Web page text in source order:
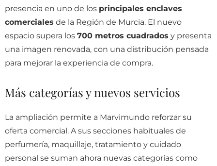
presencia en uno de los principales enclaves
comerciales de la Región de Murcia. El nuevo
espacio supera los 700 metros cuadrados y presenta
una imagen renovada, con una distribución pensada
para mejorar la experiencia de compra.
Más categorías y nuevos servicios
La ampliación permite a Marvimundo reforzar su
oferta comercial. A sus secciones habituales de
perfumería, maquillaje, tratamiento y cuidado
personal se suman ahora nuevas categorías como